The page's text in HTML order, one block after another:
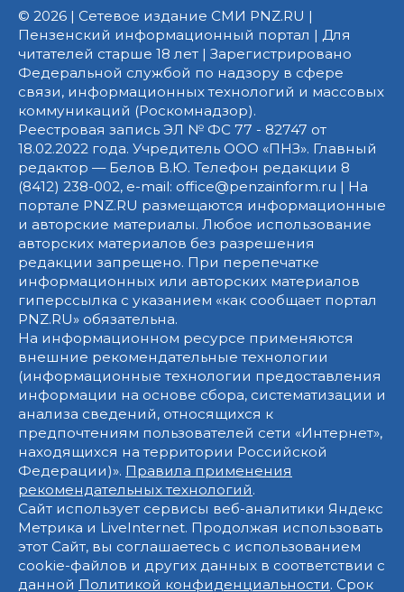
© 2026 | Сетевое издание СМИ PNZ.RU |
Пензенский информационный портал | Для
читателей старше 18 лет | Зарегистрировано
Федеральной службой по надзору в сфере
связи, информационных технологий и массовых
коммуникаций (Роскомнадзор).
Реестровая запись ЭЛ № ФС 77 - 82747 от
18.02.2022 года. Учредитель ООО «ПНЗ». Главный
редактор — Белов В.Ю. Телефон редакции 8
(8412) 238-002, e-mail: office@penzainform.ru | На
портале PNZ.RU размещаются информационные
и авторские материалы. Любое использование
авторских материалов без разрешения
редакции запрещено. При перепечатке
информационных или авторских материалов
гиперссылка с указанием «как сообщает портал
PNZ.RU» обязательна.
На информационном ресурсе применяются
внешние рекомендательные технологии
(информационные технологии предоставления
информации на основе сбора, систематизации и
анализа сведений, относящихся к
предпочтениям пользователей сети «Интернет»,
находящихся на территории Российской
Федерации)». Правила применения
рекомендательных технологий.
Сайт использует сервисы веб-аналитики Яндекс
Метрика и LiveInternet. Продолжая использовать
этот Сайт, вы соглашаетесь с использованием
cookie-файлов и других данных в соответствии с
данной Политикой конфиденциальности. Срок